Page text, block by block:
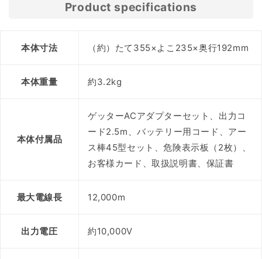
Product specifications
本体寸法 （約）たて355×よこ235×奥行192mm
本体重量 約3.2kg
本体付属品
ゲッターACアダプターセット、出力コ
ード2.5m、バッテリー用コード、アー
ス棒45型セット、危険表示板（2枚）、
お客様カード、取扱説明書、保証書
最大電線長 12,000m
出力電圧 約10,000V